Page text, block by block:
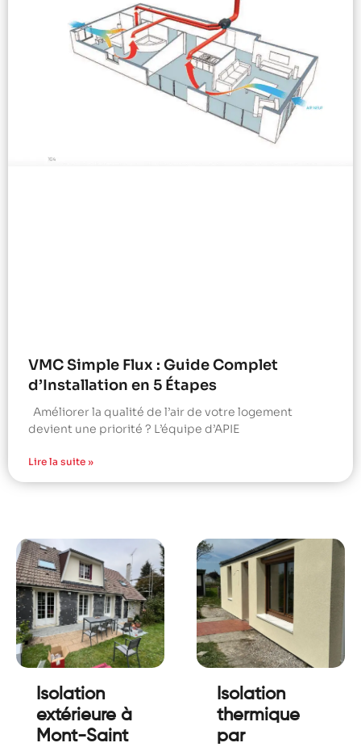
VMC Simple Flux : Guide Complet
d’Installation en 5 Étapes
Améliorer la qualité de l’air de votre logement
devient une priorité ? L’équipe d’APIE
Lire la suite »
Isolation
extérieure à
Mont-Saint
Isolation
thermique
par